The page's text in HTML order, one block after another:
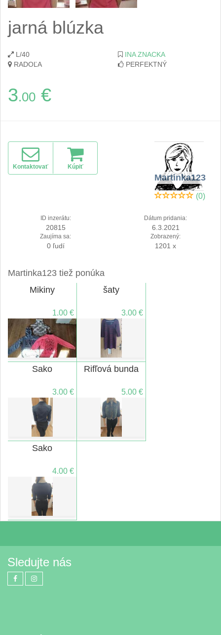
jarná blúzka
L/40
INA ZNACKA
RADOĽA
PERFEKTNÝ
3.00 €
Kontaktovať Kúpiť
Martinka123
(0)
ID inzerátu:
20815
Dátum pridania:
6.3.2021
Zaujíma sa:
0 ľudí
Zobrazený:
1201 x
Martinka123 tiež ponúka
Mikiny
1.00 €
šaty
3.00 €
Sako
3.00 €
Rifľová bunda
5.00 €
Sako
4.00 €
Sledujte nás